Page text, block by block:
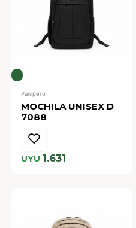
Pampero
MOCHILA UNISEX D
7088
UYU 1.631